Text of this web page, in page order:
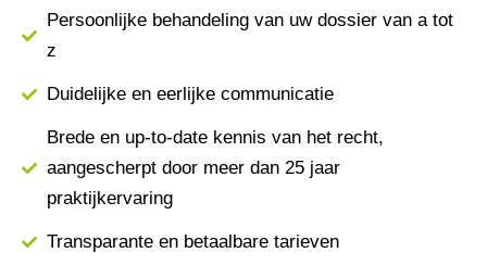
Persoonlijke behandeling van uw dossier van a tot
z
Duidelijke en eerlijke communicatie
Brede en up-to-date kennis van het recht,
aangescherpt door meer dan 25 jaar
praktijkervaring
Transparante en betaalbare tarieven